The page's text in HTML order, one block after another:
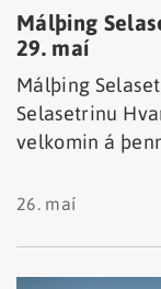
Málþing
29. maí
Málþing
Selasetrinu
velkomin á
26. maí